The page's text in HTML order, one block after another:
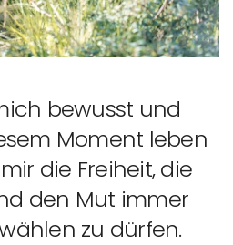
bewusst und
Moment leben
die Freiheit, die
den Mut immer
zu dürfen.